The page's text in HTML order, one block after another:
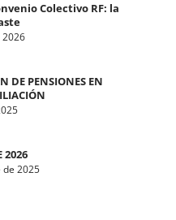
Colectivo RF: la
2026
DE PENSIONES EN
2026
de 2025